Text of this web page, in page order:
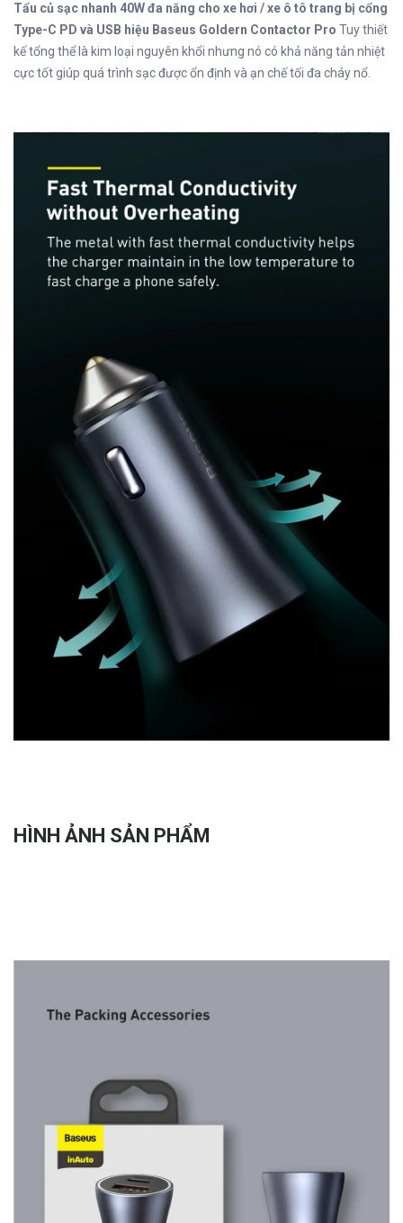
Tẩu củ sạc nhanh 40W đa năng cho xe hơi / xe ô tô trang bị cổng
Type-C PD và USB hiệu Baseus Goldern Contactor Pro Tuy thiết
kế tổng thể là kim loại nguyên khổi nhưng nó có khả năng tản nhiệt
cực tốt giúp quá trình sạc được ổn định và ạn chế tối đa cháy nổ.
HÌNH ẢNH SẢN PHẨM